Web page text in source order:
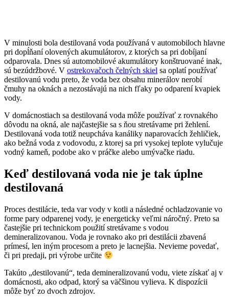
V minulosti bola destilovaná voda používaná v automobiloch hlavne
pri dopĺňaní olovených akumulátorov, z ktorých sa pri dobíjaní
odparovala. Dnes sú automobilové akumulátory konštruované inak,
sú bezúdržbové. V ostrekovačoch čelných skiel sa oplatí používať
destilovanú vodu preto, že voda bez obsahu minerálov nerobí
čmuhy na oknách a nezostávajú na nich fľaky po odparení kvapiek
vody.
V domácnostiach sa destilovaná voda môže používať z rovnakého
dôvodu na okná, ale najčastejšie sa s ňou stretávame pri žehlení.
Destilovaná voda totiž neupcháva kanáliky naparovacích žehličiek,
ako bežná voda z vodovodu, z ktorej sa pri vysokej teplote vylučuje
vodný kameň, podobe ako v práčke alebo umývačke riadu.
Keď destilovaná voda nie je tak úplne
destilovaná
Proces destilácie, teda var vody v kotli a následné ochladzovanie vo
forme pary odparenej vody, je energeticky veľmi náročný. Preto sa
častejšie pri technickom použití stretávame s vodou
demineralizovanou. Voda je rovnako ako pri destilácii zbavená
prímesí, len iným procesom a preto je lacnejšia. Nevieme povedať,
či pri predaji, pri výrobe určite
Takúto „destilovanú“, teda demineralizovanú vodu, viete získať aj v
domácnosti, ako odpad, ktorý sa väčšinou vylieva. K dispozícii
môže byť zo dvoch zdrojov.